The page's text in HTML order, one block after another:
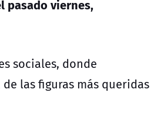
pasado viernes,
sociales, donde
las figuras más queridas